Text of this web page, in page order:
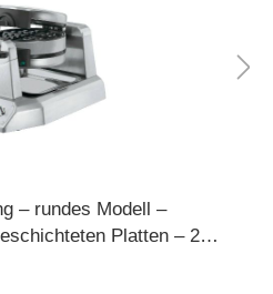
– rundes Modell –
Platten – 265
W